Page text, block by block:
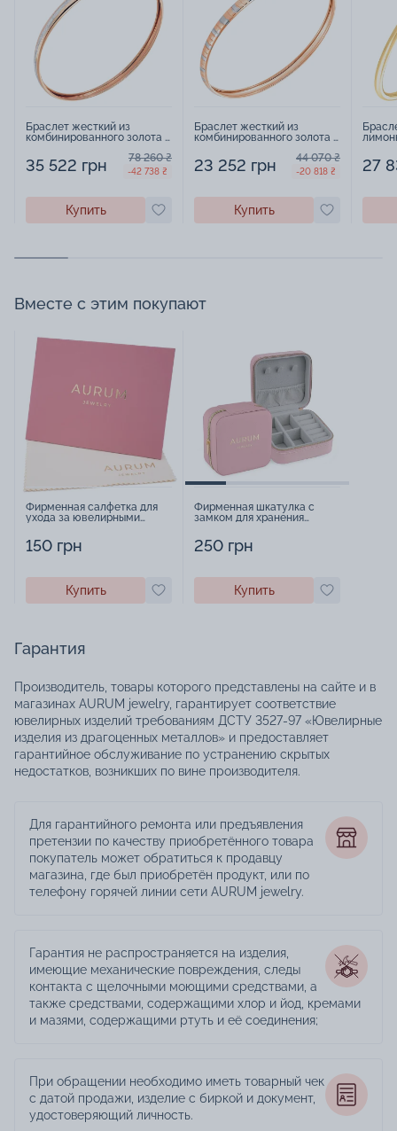
Браслет жесткий из
комбинированного золота с
35 522 грн 78 260 ₴
-42 738 ₴
Купить
Браслет жесткий из
комбинированного золота -
23 252 грн 44 070 ₴
-20 818 ₴
Купить
27
Вместе с этим покупают
Фирменная салфетка для
ухода за ювелирными
150 грн
Купить
Фирменная шкатулка с
замком для хранения
250 грн
Купить
Гарантия
Производитель, товары которого представлены на сайте и в
магазинах AURUM jewelry, гарантирует соответствие
ювелирных изделий требованиям ДСТУ 3527-97 «Ювелирные
изделия из драгоценных металлов» и предоставляет
гарантийное обслуживание по устранению скрытых
недостатков, возникших по вине производителя.
Для гарантийного ремонта или предъявления
претензии по качеству приобретённого товара
покупатель может обратиться к продавцу
магазина, где был приобретён продукт, или по
телефону горячей линии сети AURUM jewelry.
Гарантия не распространяется на изделия,
имеющие механические повреждения, следы
контакта с щелочными моющими средствами, а
также средствами, содержащими хлор и йод, кремами
и мазями, содержащими ртуть и её соединения;
При обращении необходимо иметь товарный чек
с датой продажи, изделие с биркой и документ,
удостоверяющий личность.